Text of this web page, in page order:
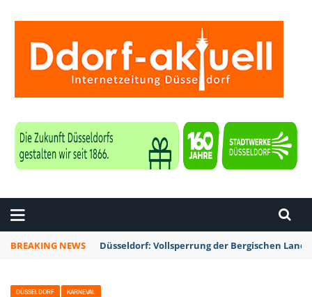
BREAKING NEWS Düsseldorf: Vollsperrung der Bergischen
DÜSSELDORF KARNEVAL